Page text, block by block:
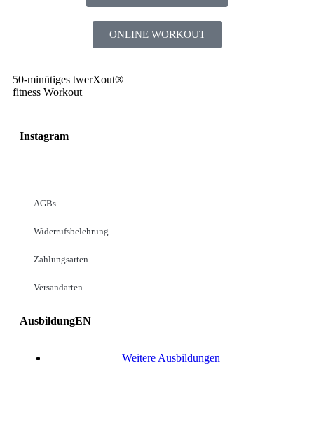
ONLINE WORKOUT
50-minütiges twerXout®
fitness Workout
Instagram
AGBs
Widerrufsbelehrung
Zahlungsarten
Versandarten
AusbildungEN
Weitere Ausbildungen